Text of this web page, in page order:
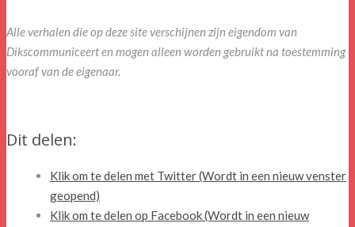
Alle verhalen die op deze site verschijnen zijn eigendom van
Dikscommuniceert en mogen alleen worden gebruikt na toestemming
vooraf van de eigenaar.
Dit delen:
Klik om te delen met Twitter (Wordt in een nieuw venster
geopend)
Klik om te delen op Facebook (Wordt in een nieuw